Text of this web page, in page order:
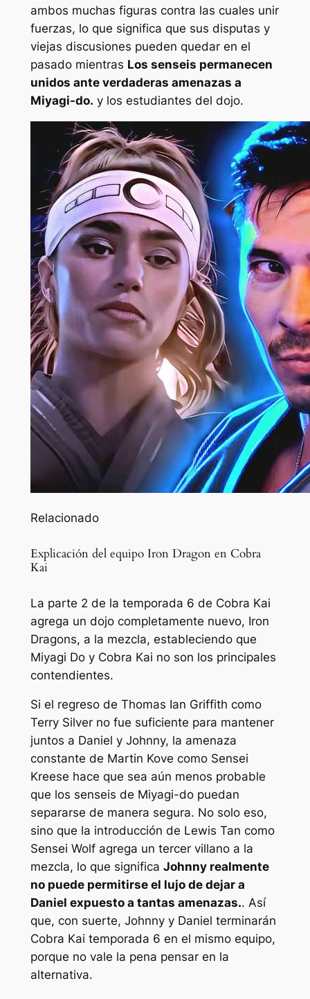
ambos muchas figuras contra las cuales unir
fuerzas, lo que significa que sus disputas y
viejas discusiones pueden quedar en el
pasado mientras Los senseis permanecen
unidos ante verdaderas amenazas a
Miyagi-do. y los estudiantes del dojo.
Relacionado
Explicación del equipo Iron Dragon en Cobra
Kai
La parte 2 de la temporada 6 de Cobra Kai
agrega un dojo completamente nuevo, Iron
Dragons, a la mezcla, estableciendo que
Miyagi Do y Cobra Kai no son los principales
contendientes.
Si el regreso de Thomas Ian Griffith como
Terry Silver no fue suficiente para mantener
juntos a Daniel y Johnny, la amenaza
constante de Martin Kove como Sensei
Kreese hace que sea aún menos probable
que los senseis de Miyagi-do puedan
separarse de manera segura. No solo eso,
sino que la introducción de Lewis Tan como
Sensei Wolf agrega un tercer villano a la
mezcla, lo que significa Johnny realmente
no puede permitirse el lujo de dejar a
Daniel expuesto a tantas amenazas.. Así
que, con suerte, Johnny y Daniel terminarán
Cobra Kai temporada 6 en el mismo equipo,
porque no vale la pena pensar en la
alternativa.